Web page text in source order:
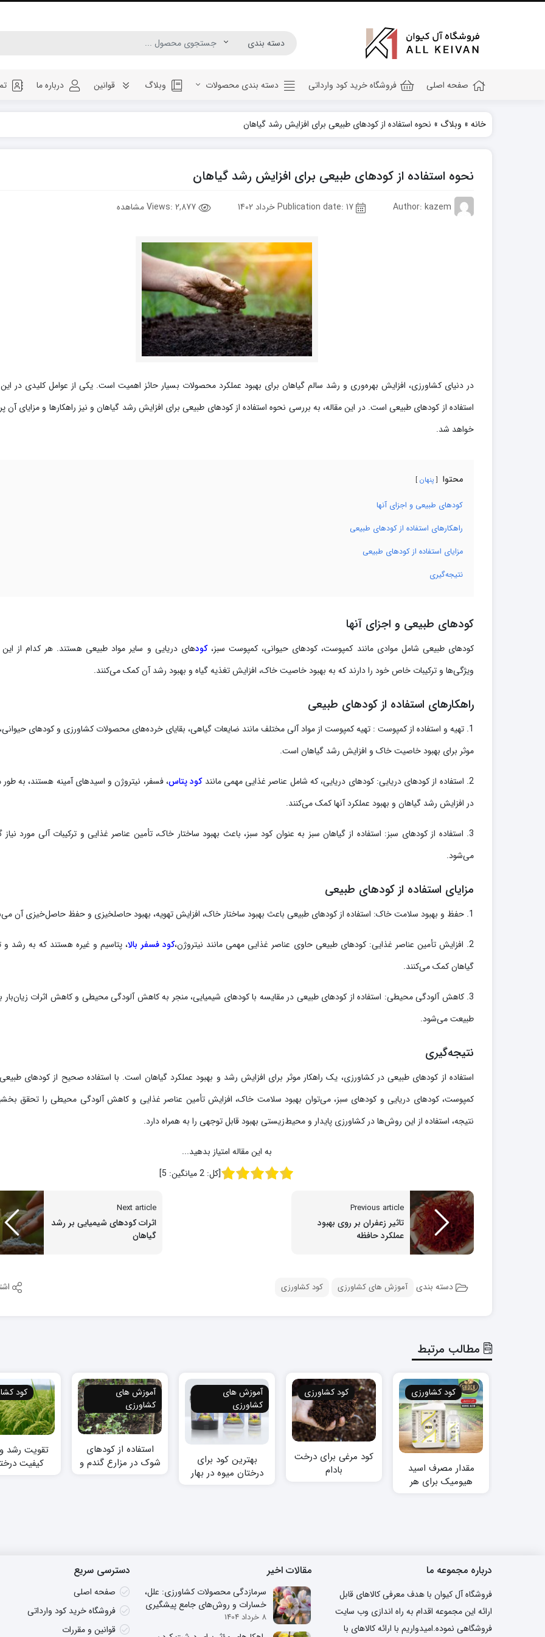
صفحه اصلی فروشگاه خرید کود وارداتی دسته بندی محصولات
کود کامل ۲۰ ۲۰ ۲۰
کود npk
کود آهن
وبلاگ قوانین درباره ما
خانه » وبلاگ » نحوه استفاده از کودهای طبیعی برای افزایش رشد گیاهان
نحوه استفاده از کودهای طبیعی برای افزایش رشد گیاهان
Author: kazem 2,877 مشاهده
در دنیای کشاورزی، افزایش بهره‌وری و رشد سالم گیاهان برای بهبود عملکرد محصولات بسیار حائز اهمیت است. یکی از عوامل کلیدی در این
استفاده از کودهای طبیعی است. در این مقاله، به بررسی نحوه استفاده از کودهای طبیعی برای افزایش رشد گیاهان و نیز راهکارها و مزایای آن
خواهد شد.
محتوا پنهان
کودهای طبیعی و اجزای آنها
راهکارهای استفاده از کودهای طبیعی
مزایای استفاده از کودهای طبیعی
نتیجه‌گیری
کودهای طبیعی و اجزای آنها
کودهای طبیعی شامل موادی مانند کمپوست، کودهای حیوانی، کمپوست سبز،کودهای دریایی و سایر مواد طبیعی هستند. هر کدام از این
ویژگی‌ها و ترکیبات خاص خود را دارند که به بهبود خاصیت خاک، افزایش تغذیه گیاه و بهبود رشد آن کمک می‌کنند.
راهکارهای استفاده از کودهای طبیعی
1. تهیه و استفاده از کمپوست : تهیه کمپوست از مواد آلی مختلف مانند ضایعات گیاهی، بقایای خرده‌های محصولات کشاورزی و کودهای
موثر برای بهبود خاصیت خاک و افزایش رشد گیاهان است.
2. استفاده از کودهای دریایی: کودهای دریایی، که شامل عناصر غذایی مهمی مانند کود پتاس، فسفر، نیتروژن و اسیدهای آمینه هستند، به طور
در افزایش رشد گیاهان و بهبود عملکرد آنها کمک می‌کنند.
3. استفاده از کودهای سبز: استفاده از گیاهان سبز به عنوان کود سبز، باعث بهبود ساختار خاک، تأمین عناصر غذایی و ترکیبات آلی مورد نیاز
می‌شود.
مزایای استفاده از کودهای طبیعی
1. حفظ و بهبود سلامت خاک: استفاده از کودهای طبیعی باعث بهبود ساختار خاک، افزایش تهویه، بهبود حاصلخیزی و حفظ حاصل‌خیزی آن می‌شود.
2. افزایش تأمین عناصر غذایی: کودهای طبیعی حاوی عناصر غذایی مهمی مانند نیتروژن، کود فسفر بالا، پتاسیم و غیره هستند که به رشد و
گیاهان کمک می‌کنند.
3. کاهش آلودگی محیطی: استفاده از کودهای طبیعی در مقایسه با کودهای شیمیایی، منجر به کاهش آلودگی محیطی و کاهش اثرات زیان‌بار
طبیعت می‌شود.
نتیجه‌گیری
استفاده از کودهای طبیعی در کشاورزی، یک راهکار موثر برای افزایش رشد و بهبود عملکرد گیاهان است. با استفاده صحیح از کودهای طبیعی
کمپوست، کودهای دریایی و کودهای سبز، می‌توان بهبود سلامت خاک، افزایش تأمین عناصر غذایی و کاهش آلودگی محیطی را تحقق
نتیجه، استفاده از این روش‌ها در کشاورزی پایدار و محیط‌زیستی بهبود قابل توجهی را به همراه دارد.
به این مقاله امتیاز بدهید...
[کل: 2میانگین: 5
]
Previous article
تاثیر زعفران بر روی بهبود
عملکرد حافظه
Next article
اثرات کودهای شیمیایی بر رشد
گیاهان
دسته بندی آموزش های کشاورزی کود کشاورزی
مطالب مرتبط
کود کشاورزی
مقدار مصرف اسید
هیومیک برای هر
کود کشاورزی
کود مرغی برای درخت
بادام
آموزش های
کشاورزی
بهترین کود برای
درختان میوه در بهار
آموزش های
کشاورزی
استفاده از کودهای
شوک در مزارع گندم و
کود
تقویت رشد
کیفیت
درباره مجموعه ما
فروشگاه آل کیوان با هدف معرفی کالاهای قابل
ارائه این مجموعه اقدام به راه اندازی وب سایت
فروشگاهی نموده.امیدواریم با ارائه کالاهای با
مقالات اخیر
سرمازدگی محصولات کشاورزی: علل،
خسارات و روش‌های جامع پیشگیری
8 خرداد 1404
دسترسی سریع
صفحه اصلی
فروشگاه خرید کود وارداتی
قوانین و مقررات